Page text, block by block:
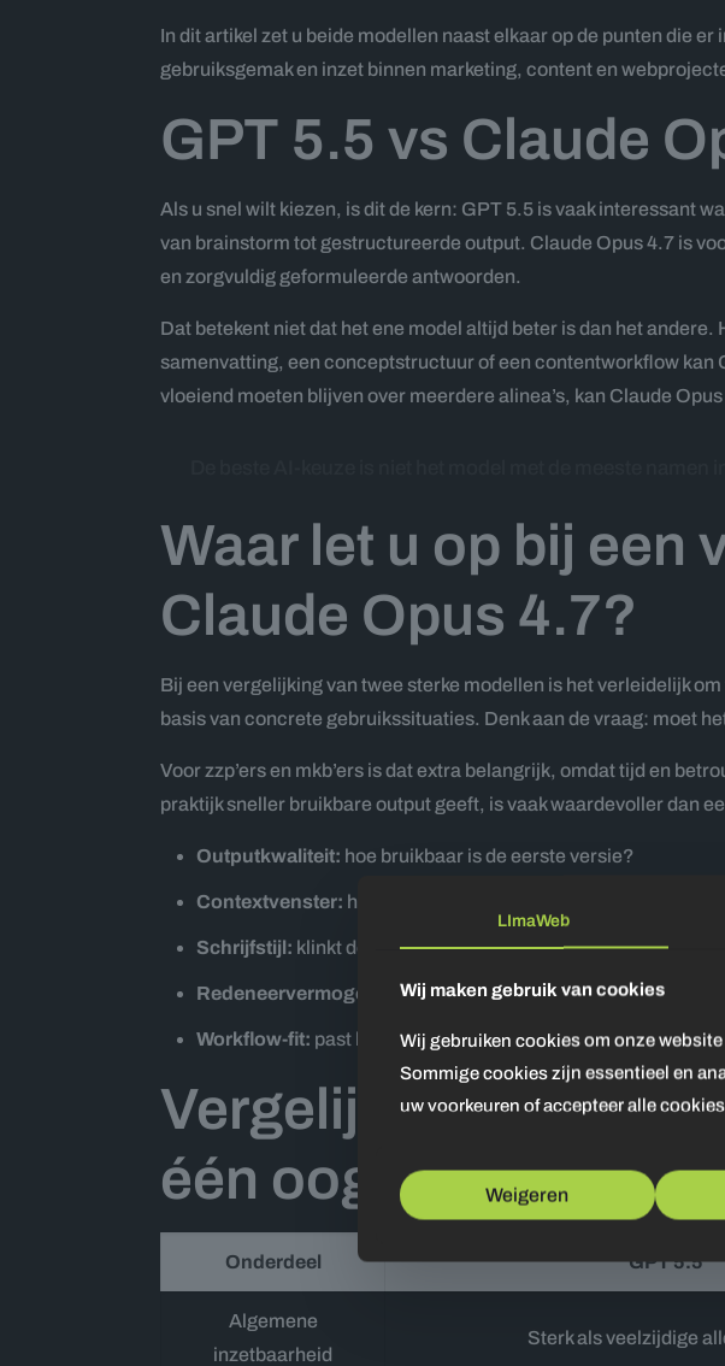
In dit artikel zet u beide modellen naast elkaar op de punten die
gebruiksgemak en inzet binnen marketing, content en
GPT 5.5 vs Claude
Als u snel wilt kiezen, is dit de kern: GPT 5.5 is vaak interessant
van brainstorm tot gestructureerde output. Claude Opus 4.7 is
en zorgvuldig geformuleerde antwoorden.
Dat betekent niet dat het ene model altijd beter is dan het
samenvatting, een conceptstructuur of een contentworkflow kan
vloeiend moeten blijven over meerdere alinea’s, kan Claude
Waar let u op bij een
Claude Opus 4.7?
Bij een vergelijking van twee sterke modellen is het verleidelijk
basis van concrete gebruikssituaties. Denk aan de vraag: moet
Voor zzp’ers en mkb’ers is dat extra belangrijk, omdat tijd en
praktijk sneller bruikbare output geeft, is vaak waardevoller dan
Outputkwaliteit: hoe bruikbaar is de eerste versie?
Contextvenster: hoe goed blijft het model bij langere input op
Schrijfstijl: klinkt de tekst natuurlijk en consistent?
Redeneervermogen: hoe goed gaat het model om met
Workflow-fit: past het model bij uw proces, tools en team?
Vergelijkingstabel:
één oogopslag
Onderdeel GPT 5.5
Algemene
inzetbaarheid
Sterk als veelzijdige
LImaWeb
Wij maken gebruik van cookies
Wij gebruiken cookies om onze
Sommige cookies zijn essentieel en
uw voorkeuren of accepteer alle
Weigeren